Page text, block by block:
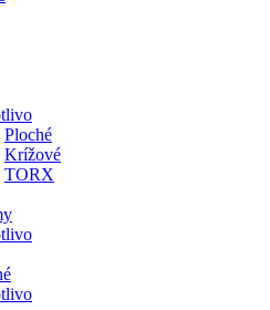
Ploché
Krížové
TORX